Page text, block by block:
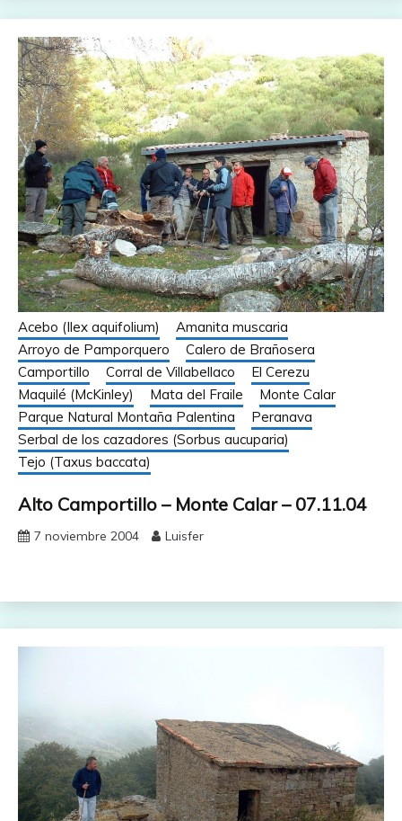
Acebo (Ilex aquifolium)
Amanita muscaria
Arroyo de Pamporquero
Calero de Brañosera
Camportillo
Corral de Villabellaco
El Cerezu
Maquilé (McKinley)
Mata del Fraile
Monte Calar
Parque Natural Montaña Palentina
Peranava
Serbal de los cazadores (Sorbus aucuparia)
Tejo (Taxus baccata)
Alto Camportillo – Monte Calar – 07.11.04
7 noviembre 2004 Luisfer